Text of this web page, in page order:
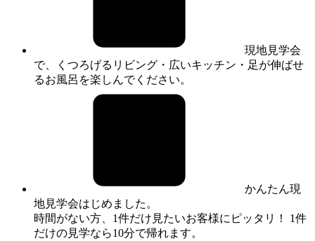
現地見学会
で、くつろげるリビング・広いキッチン・足が伸ばせ
るお風呂を楽しんでください。
かんたん現
地見学会はじめました。
時間がない方、1件だけ見たいお客様にピッタリ！ 1件
だけの見学なら10分で帰れます。